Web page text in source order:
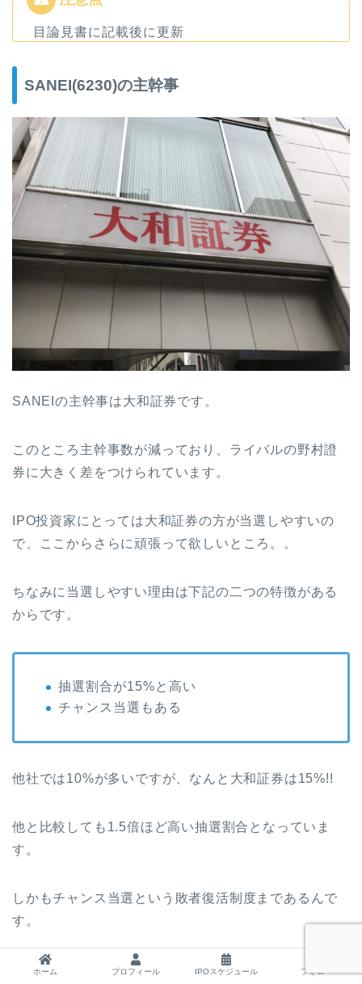
目論見書に記載後に更新
SANEI(6230)の主幹事
SANEIの主幹事は大和証券です。
このところ主幹事数が減っており、ライバルの野村證
券に大きく差をつけられています。
IPO投資家にとっては大和証券の方が当選しやすいの
で、ここからさらに頑張って欲しいところ。。
ちなみに当選しやすい理由は下記の二つの特徴がある
からです。
抽選割合が15%と高い
チャンス当選もある
他社では10%が多いですが、なんと大和証券は15%!!
他と比較しても1.5倍ほど高い抽選割合となっていま
す。
しかもチャンス当選という敗者復活制度まであるんで
す。
この2つがあることで大和証券の主幹事銘柄は毎回当選
ホーム プロフィール IPOスケジュール フォロー